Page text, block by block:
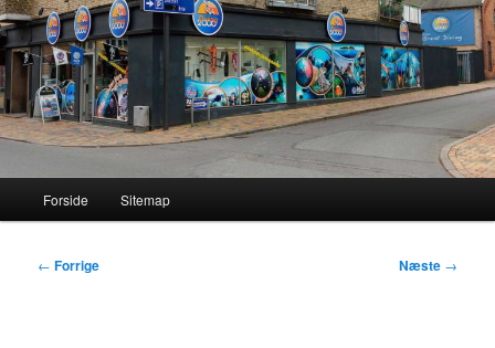
Forside Sitemap
Indlægsnavigation
← Forrige Næste →